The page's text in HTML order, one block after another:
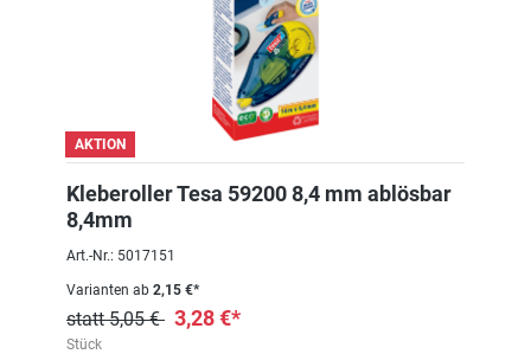
AKTION
Kleberoller Tesa 59200 8,4 mm ablösbar
8,4mm
Art.-Nr.: 5017151
Varianten ab 2,15 €*
statt 5,05 € 3,28 €*
Stück